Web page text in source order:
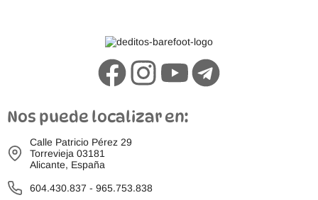
Nos puede localizar en:
Calle Patricio Pérez 29
Torrevieja 03181
Alicante, España
604.430.837 - 965.753.838